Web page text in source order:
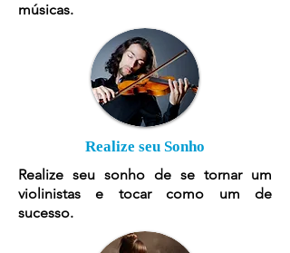
músicas.
Realize seu Sonho
Realize seu sonho de se tornar um
violinistas e tocar como um de
sucesso.